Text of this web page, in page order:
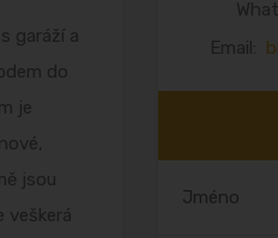
garáží a
do
je
jsou
veškerá
Email: